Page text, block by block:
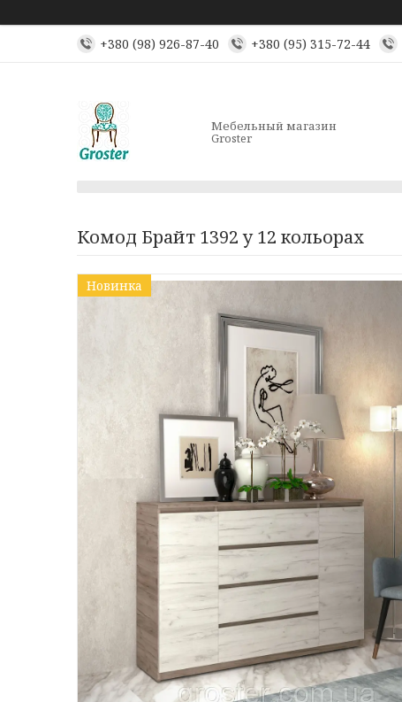
+380 (98) 926-87-40 +380 (95) 315-72-44
Мебельный магазин
Groster
Комод Брайт 1392 у 12 кольорах
Новинка